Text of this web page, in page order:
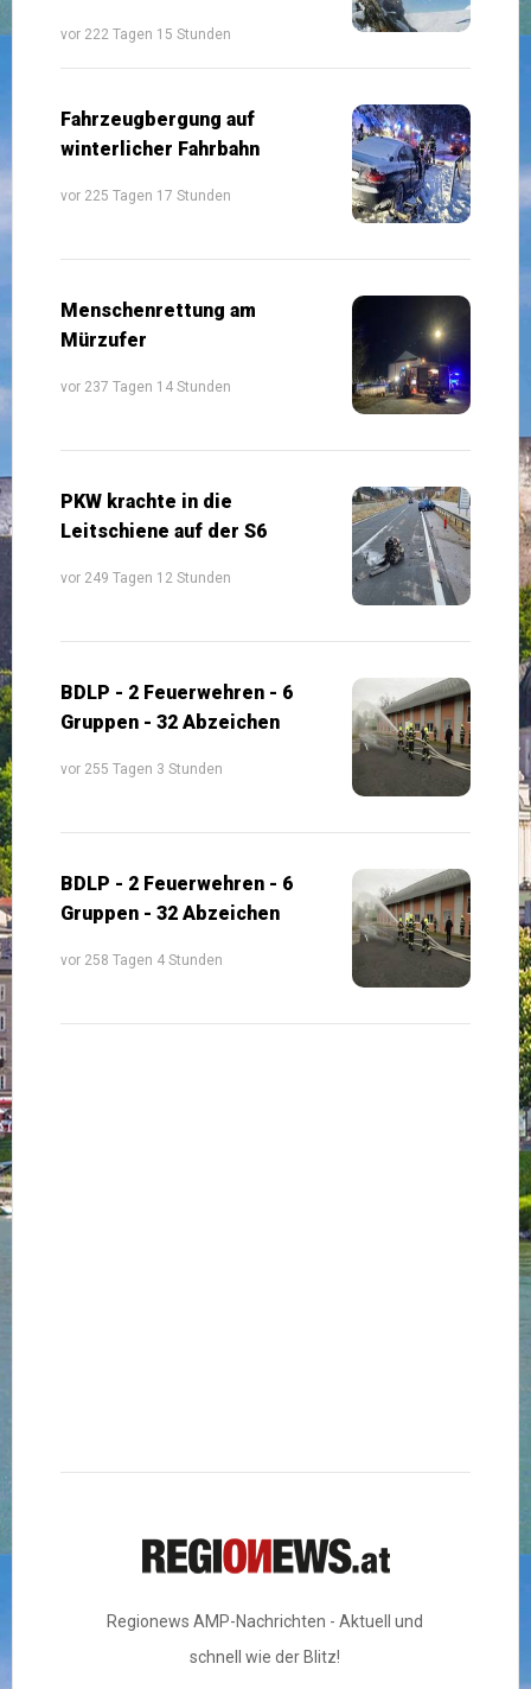
vor 222 Tagen 15 Stunden
Fahrzeugbergung auf
winterlicher Fahrbahn
vor 225 Tagen 17 Stunden
Menschenrettung am
Mürzufer
vor 237 Tagen 14 Stunden
PKW krachte in die
Leitschiene auf der S6
vor 249 Tagen 12 Stunden
BDLP - 2 Feuerwehren - 6
Gruppen - 32 Abzeichen
vor 255 Tagen 3 Stunden
BDLP - 2 Feuerwehren - 6
Gruppen - 32 Abzeichen
vor 258 Tagen 4 Stunden
Regionews AMP-Nachrichten - Aktuell und
schnell wie der Blitz!